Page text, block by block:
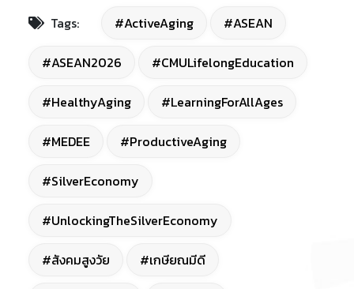
Tags: #ActiveAging #ASEAN
#ASEAN2026 #CMULifelongEducation
#HealthyAging #LearningForAllAges
#MEDEE #ProductiveAging
#SilverEconomy
#UnlockingTheSilverEconomy
#สังคมสูงวัย #เกษียณมีดี